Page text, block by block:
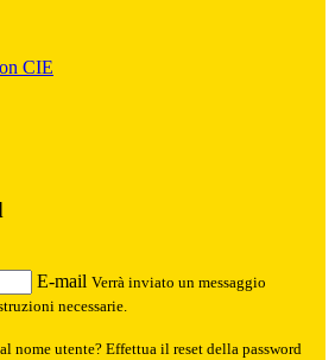
CIE
E-mail Verrà inviato un messaggio
necessarie.
nome utente? Effettua il reset della password